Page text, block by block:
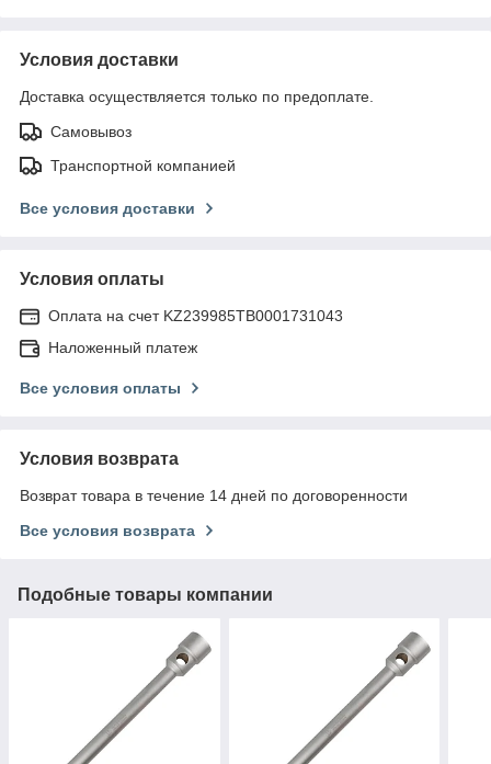
Условия доставки
Доставка осуществляется только по предоплате.
Самовывоз
Транспортной компанией
Все условия доставки
Условия оплаты
Оплата на счет KZ239985TB0001731043
Наложенный платеж
Все условия оплаты
Условия возврата
Возврат товара в течение 14 дней по договоренности
Все условия возврата
Подобные товары компании